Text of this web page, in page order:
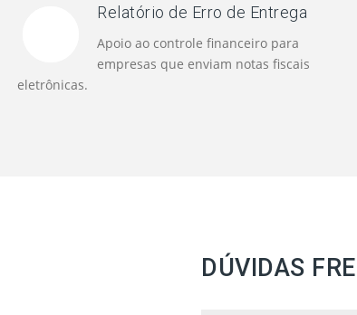
Relatório de Erro de Entrega
Apoio ao controle financeiro para
empresas que enviam notas fiscais
eletrônicas.
DÚVIDAS